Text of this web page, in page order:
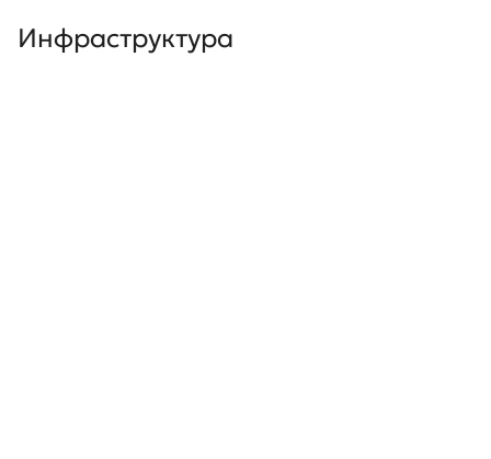
Инфраструктура